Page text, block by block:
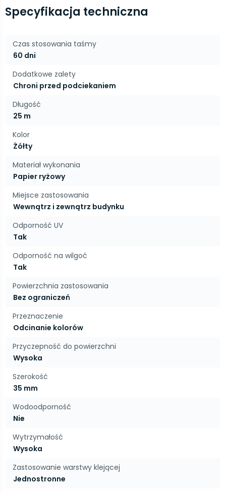
Specyfikacja techniczna
Czas stosowania taśmy
60 dni
Dodatkowe zalety
Chroni przed podciekaniem
Długość
25 m
Kolor
Żółty
Materiał wykonania
Papier ryżowy
Miejsce zastosowania
Wewnątrz i zewnątrz budynku
Odporność UV
Tak
Odporność na wilgoć
Tak
Powierzchnia zastosowania
Bez ograniczeń
Przeznaczenie
Odcinanie kolorów
Przyczepność do powierzchni
Wysoka
Szerokość
35 mm
Wodoodporność
Nie
Wytrzymałość
Wysoka
Zastosowanie warstwy klejącej
Jednostronne